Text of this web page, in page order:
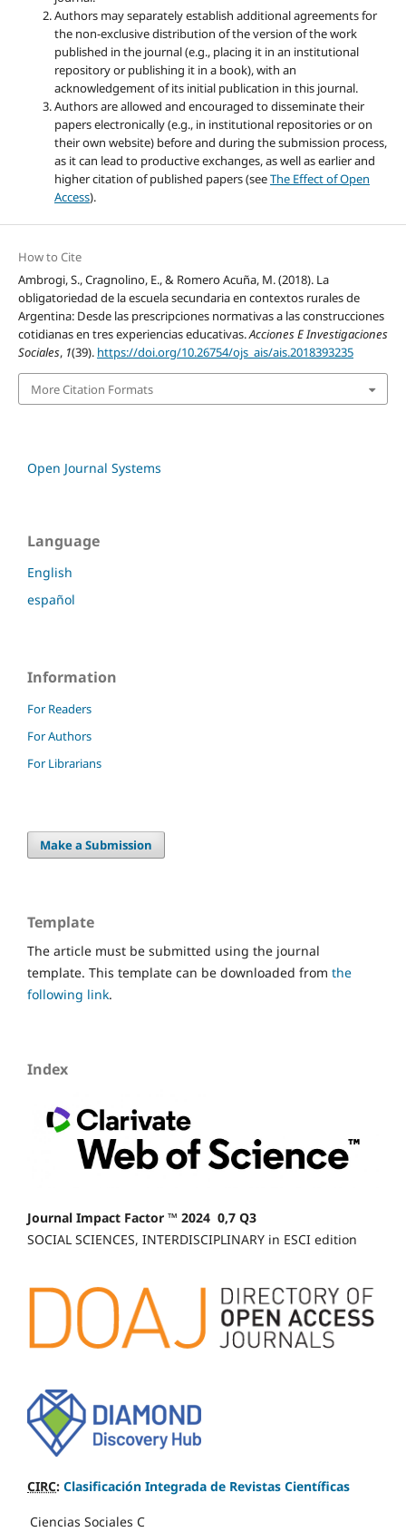
Authors may separately establish additional agreements for
the non-exclusive distribution of the version of the work
published in the journal (e.g., placing it in an institutional
repository or publishing it in a book), with an
acknowledgement of its initial publication in this journal.
Authors are allowed and encouraged to disseminate their
papers electronically (e.g., in institutional repositories or on
their own website) before and during the submission process,
as it can lead to productive exchanges, as well as earlier and
higher citation of published papers (seeThe Effect of Open
Access).
How to Cite
Ambrogi, S., Cragnolino, E., & Romero Acuña, M. (2018). La
obligatoriedad de la escuela secundaria en contextos rurales de
Argentina: Desde las prescripciones normativas a las construcciones
cotidianas en tres experiencias educativas.Acciones E Investigaciones
Sociales, 1(39). https://doi.org/10.26754/ojs_ais/ais.2018393235
More Citation Formats
Open Journal Systems
Language
English
español
Information
For Readers
For Authors
For Librarians
Make a Submission
Template
The article must be submitted using the journal
template. This template can be downloaded from the
following link.
Index
Journal Impact Factor ™ 2024 0,7 Q3
SOCIAL SCIENCES, INTERDISCIPLINARY in ESCI edition
CIRC: Clasificación Integrada de Revistas Científicas
Ciencias Sociales C